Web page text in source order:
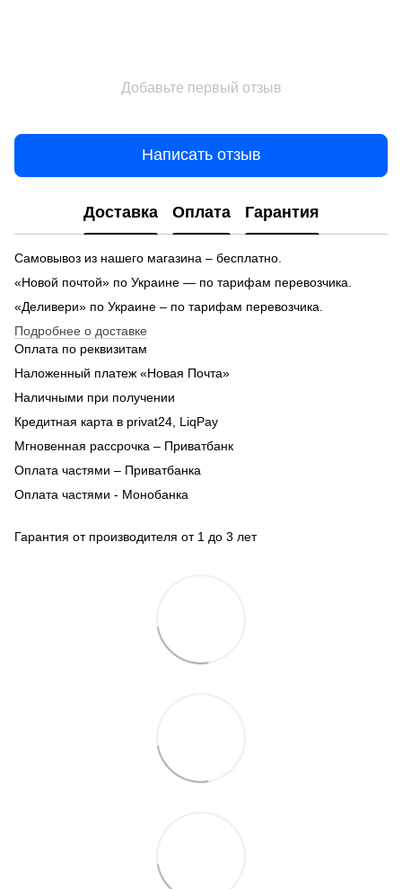
Добавьте первый отзыв
Написать отзыв
Доставка Оплата Гарантия
Самовывоз из нашего магазина – бесплатно.
«Новой почтой» по Украине — по тарифам перевозчика.
«Деливери» по Украине – по тарифам перевозчика.
Подробнее о доставке
Оплата по реквизитам
Наложенный платеж «Новая Почта»
Наличными при получении
Кредитная карта в privat24, LiqPay
Мгновенная рассрочка – Приватбанк
Оплата частями – Приватбанка
Оплата частями - Монобанка
Гарантия от производителя от 1 до 3 лет